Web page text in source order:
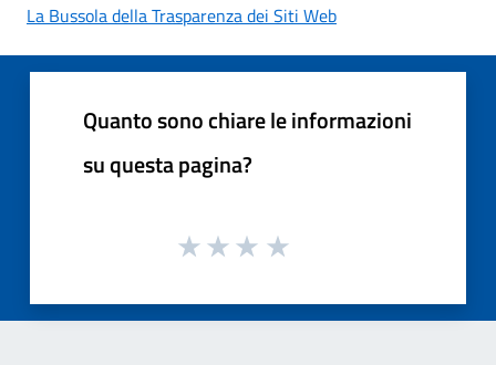
La Bussola della Trasparenza dei Siti Web
Quanto sono chiare le informazioni
su questa pagina?